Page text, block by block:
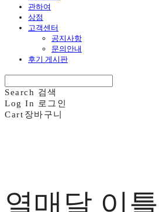
관하여
상점
고객센터
공지사항
문의안내
후기 게시판
Search 검색
Log In
로그인
Cart 장바구니